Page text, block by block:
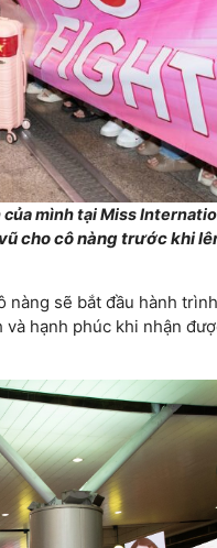
của mình tại Miss
cho cô nàng trước khi
nàng sẽ bắt đầu hành
hạnh phúc khi nhận